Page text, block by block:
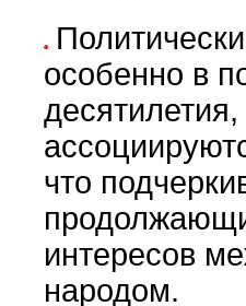
особенно в
десятилетия,
что
интересов
народом.